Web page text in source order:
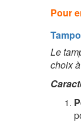
Pour
Le
choix